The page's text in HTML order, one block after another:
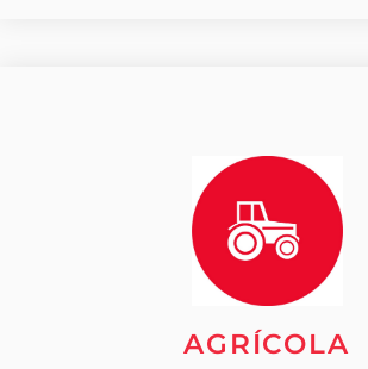
AGRÍCOLA